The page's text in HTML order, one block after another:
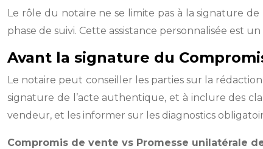
Le rôle du notaire ne se limite pas à la signature
phase de suivi. Cette assistance personnalisée est
Avant la signature du
Le notaire peut conseiller les parties sur la
signature de l’acte authentique, et à inclure des
vendeur, et les informer sur les diagnostics
Compromis de vente vs Promesse unilatérale